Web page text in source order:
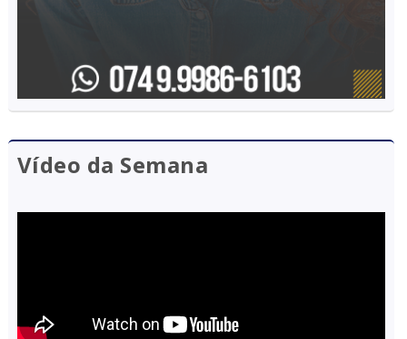
Vídeo da Semana